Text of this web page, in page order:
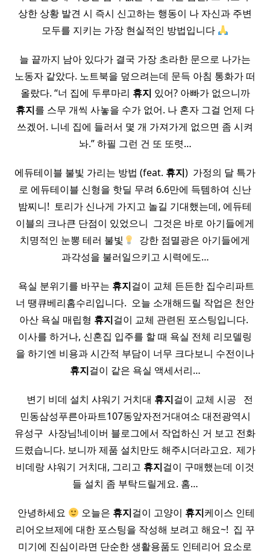
상한 상황 발견 시 즉시 신고하는 행동이 나 자신과 주변
모두를 지키는 가장 현실적인 방법입니다
늘 끝까지 남아 있다가 결국 가장 초라한 문으로 나가는
노동자 같았다. 노트북을 덮으려는데 문득 아침 통화가 떠
올랐다. “너 집에 두루마리 휴지 있어? 아빠가 없으니까
휴지를 스무 개씩 사놓을 수가 없어. 나 혼자 그걸 언제 다
쓰겠어. 니네 집에 들러서 몇 개 가져가게 없으면 좀 시켜
놔.” 하필 그런 건 또 또렷…
에듀테이블 불빛 가리는 방법 (feat. 휴지) ​ 가정의 달 특가
로 에듀테이블 신형을 핫딜 무려 6.6만에 득템하여 신난
밤찌니! ​ 토리가 신나게 가지고 놀길 기대했는데, 에듀테
이블의 크나큰 단점이 있었으니 ​ 그것은 바로 아기들에게
치명적인 ​눈뽕 테러 불빛​
​ 강한 점멸광은 아기들에게
과각성을 불러일으키고 시력에도…
​ 욕실 분위기를 바꾸는 휴지걸이 교체 든든한 집수리파트
너 땡큐베리홈수리입니다. ​ 오늘 소개해드릴 작업은 천안
아산 욕실 매립형 휴지걸이 교체 관련된 포스팅입니다. ​
이사를 하거나, 신혼집 입주를 할 때 욕실 전체 리모델링
을 하기엔 비용과 시간적 부담이 너무 크다보니 수전이나
휴지걸이 같은 욕실 액세서리…
​ ​ ​ ​ 변기 비데 설치 샤워기 거치대 휴지걸이 교체 시공 ​ ​ 전
민동삼성푸른아파트107동앞자전거대여소 대전광역시
유성구 ​ 사장님!네이버 블로그에서 작업하신 거 보고 전화
드렸습니다. 보니까 제품 설치만도 해주시더라고요. ​ 제가
비데랑 샤워기 거치대, 그리고 휴지걸이 구매했는데 이것
들 설치 좀 부탁드릴게요. 홈…
​ 안녕하세요 오늘은 휴지걸이 고양이 휴지케이스 인테
리어오브제에 대한 포스팅을 작성해 보려고 해요~! ​ 집 꾸
미기에 진심이라면 단순한 생활용품도 인테리어 요소로